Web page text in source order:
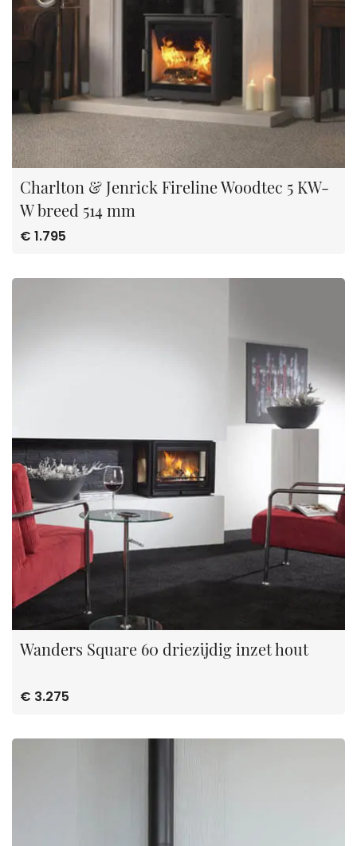
Charlton & Jenrick Fireline Woodtec 5 KW-
W breed 514 mm
€ 1.795
Wanders Square 60 driezijdig inzet hout
€ 3.275